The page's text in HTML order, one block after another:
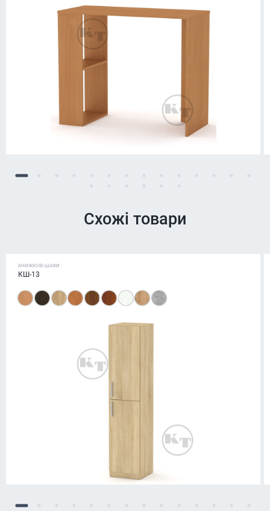
Схожі товари
КНИЖКОВІ ШАФИ
КШ-13